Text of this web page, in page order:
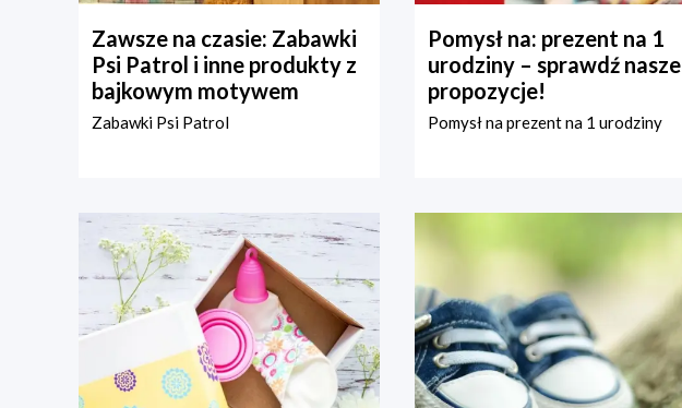
Zawsze na czasie: Zabawki
Psi Patrol i inne produkty z
bajkowym motywem
Zabawki Psi Patrol
Pomysł na: prezent na 1
urodziny – sprawdź nasze
propozycje!
Pomysł na prezent na 1 urodziny